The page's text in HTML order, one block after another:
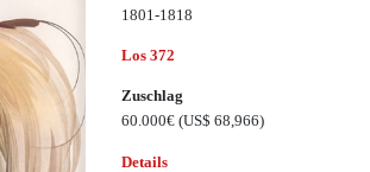
1801-1818
Los 372
Zuschlag
60.000€ (US$ 68,966)
Details